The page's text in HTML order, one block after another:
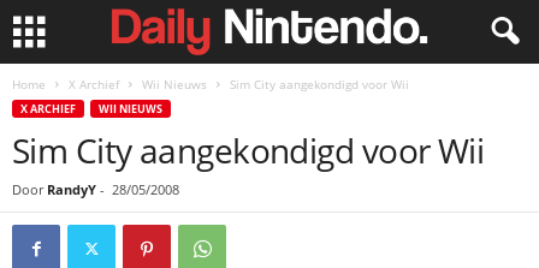
Home X Archief Wii Nieuws Sim City aangekondigd voor Wii
X ARCHIEF WII NIEUWS
Sim City aangekondigd voor Wii
Door RandyY - 28/05/2008